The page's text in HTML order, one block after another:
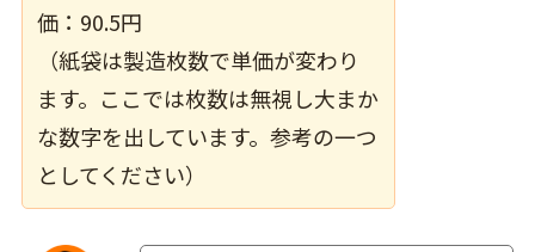
価：90.5円
（紙袋は製造枚数で単価が変わり
ます。ここでは枚数は無視し大まか
な数字を出しています。参考の一つ
としてください）